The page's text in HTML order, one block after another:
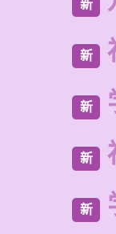
新
新
新
新
新